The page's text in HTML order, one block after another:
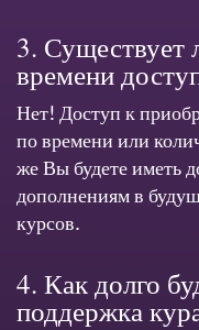
3. Существует
времени
Нет! Доступ к
по времени или
же Вы будете иметь
дополнениям в
курсов.
4. Как долго
поддержка